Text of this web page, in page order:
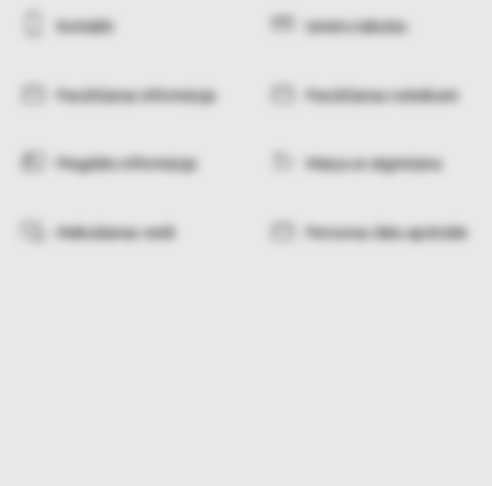
Kontakti Izmēru tabulas
Pasūtīšanas informācija Pasūtīšanas noteikumi
Piegādes informācija Maiņa un atgriešana
Maksāšanas veidi Personas datu apstrāde